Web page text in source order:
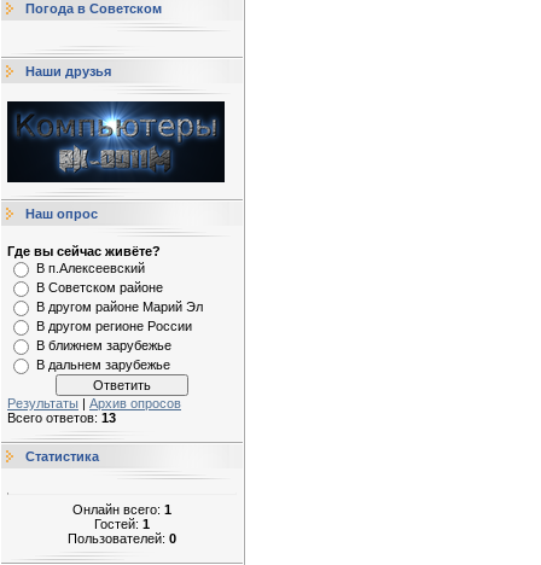
Погода в Советском
Наши друзья
Наш опрос
Где вы сейчас живёте?
В п.Алексеевский
В Советском районе
В другом районе Марий Эл
В другом регионе России
В ближнем зарубежье
В дальнем зарубежье
Результаты | Архив опросов
Всего ответов: 13
Статистика
Онлайн всего: 1
Гостей: 1
Пользователей: 0